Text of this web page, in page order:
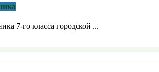
7-го класса городской ...